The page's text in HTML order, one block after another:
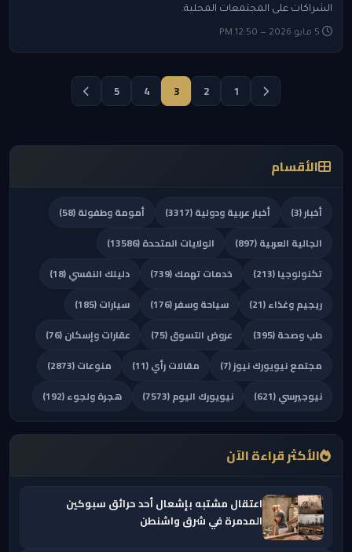
الشراكات على المجتمعات المحلية.
1
2
3
4
5
الأقسام
أخبار (3) أخبار عربية ودولية (3317)
أمومة وطفولة (58)
الجالية العربية (897)
الولايات المتحدة (13586)
تكنولوجيا (213)
خدمات تهمك (739)
دليلك النفسي (18)
ريجيم وغذاء (21)
سياحة وسفر (176)
سيارات (185)
طب وصحة (395)
عروض التسوق (75)
عقارات وإسكان (76)
مجتمع نيويورك نيوز (7)
مقالات رأي (11)
منوعات (2873)
نيوجيرسي (621)
نيويورك اليوم (7573) هجرة ولجوء (192)
الأكثر قراءة الآن
اعتقال مشتبه بإشعال أحد حرائق سبوكين
المدمرة في شرق واشنطن